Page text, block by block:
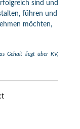
sind und
führen und
möchten,
Gehalt liegt über KV,